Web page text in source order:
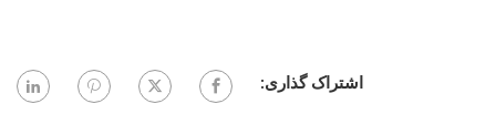
اشتراک گذاری: